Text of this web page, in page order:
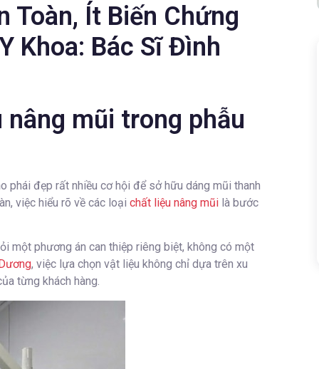
Toàn, Ít Biến Chứng
Khoa: Bác Sĩ Đình
mũi trong phẫu
phái đẹp rất nhiều cơ hội để sở hữu dáng mũi thanh
việc hiểu rõ về các loại chất liệu nâng mũi là bước
một phương án can thiệp riêng biệt, không có một
, việc lựa chọn vật liệu không chỉ dựa trên xu
từng khách hàng.